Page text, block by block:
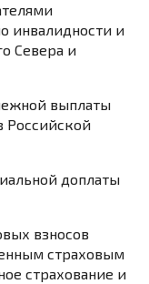
инвалидности и
Севера и
выплаты
Российской
доплаты
взносов
страховым
страхование и